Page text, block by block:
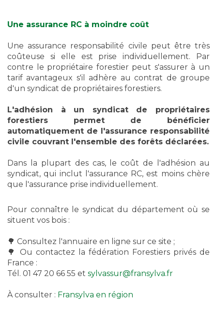
Une assurance RC à moindre coût
Une assurance responsabilité civile peut être très
coûteuse si elle est prise individuellement. Par
contre le propriétaire forestier peut s'assurer à un
tarif avantageux s'il adhère au contrat de groupe
d'un syndicat de propriétaires forestiers.
L'adhésion à un syndicat de propriétaires
forestiers permet de bénéficier
automatiquement de l'assurance responsabilité
civile couvrant l'ensemble des forêts déclarées.
Dans la plupart des cas, le coût de l'adhésion au
syndicat, qui inclut l'assurance RC, est moins chère
que l'assurance prise individuellement.
Pour connaître le syndicat du département où se
situent vos bois :
🌳 Consultez l'annuaire en ligne sur ce site ;
🌳 Ou contactez la fédération Forestiers privés de
France :
Tél. 01 47 20 66 55 et sylvassur@fransylva.fr
À consulter : Fransylva en région